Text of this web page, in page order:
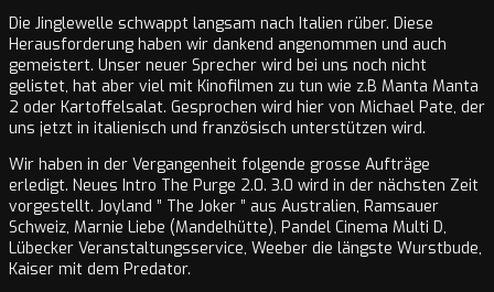
Die Jinglewelle schwappt langsam nach Italien rüber. Diese
Herausforderung haben wir dankend angenommen und auch
gemeistert. Unser neuer Sprecher wird bei uns noch nicht
gelistet, hat aber viel mit Kinofilmen zu tun wie z.B Manta Manta
2 oder Kartoffelsalat. Gesprochen wird hier von Michael Pate, der
uns jetzt in italienisch und französisch unterstützen wird.
Wir haben in der Vergangenheit folgende grosse Aufträge
erledigt. Neues Intro The Purge 2.0. 3.0 wird in der nächsten Zeit
vorgestellt. Joyland ” The Joker ” aus Australien, Ramsauer
Schweiz, Marnie Liebe (Mandelhütte), Pandel Cinema Multi D,
Lübecker Veranstaltungsservice, Weeber die längste Wurstbude,
Kaiser mit dem Predator.